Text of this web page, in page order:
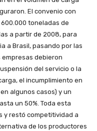
El convenio con
toneladas de
a partir de 2008, para
a Brasil, pasando por las
debieron
del servicio o la
el incumplimiento en
algunos casos) y un
un 50%. Toda esta
y restó competitividad a
de los productores